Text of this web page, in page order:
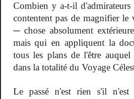
Combien y a-t-il
contentent pas de magnifier le
─ chose absolument
mais qui en appliquent la
tous les plans de l'être
dans la totalité du Voyage
Le passé n'est rien s'il n'est